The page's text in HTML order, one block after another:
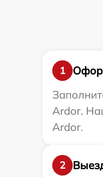
1
Ardor.
Ardor.
2